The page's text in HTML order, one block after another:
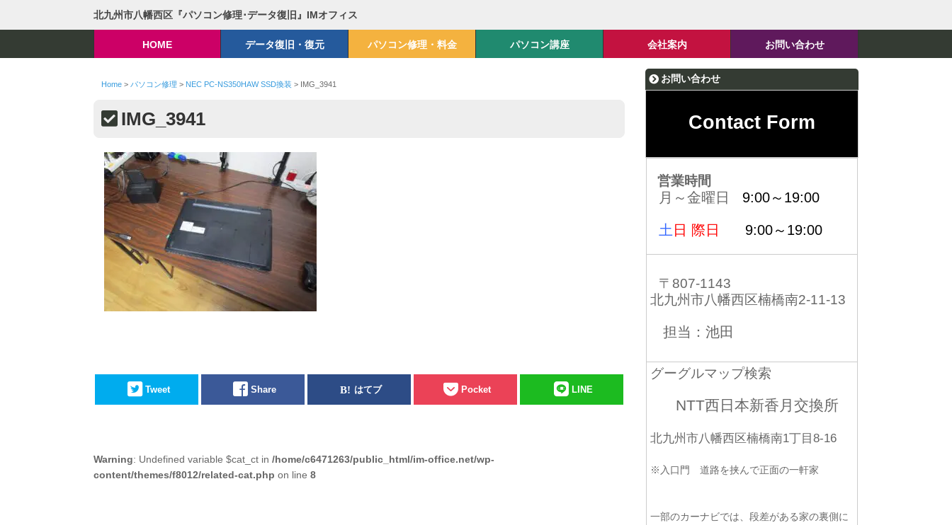
北九州市八幡西区『パソコン修理･データ復旧』IMオフィス
HOME データ復旧・復元 パソコン修理・料金 パソコン講座 会社案内 お問い合わせ
Home> パソコン修理 > NEC PC-NS350HAW SSD換装 > IMG_3941
IMG_3941
Tweet Share はてブ Pocket LINE
Warning: Undefined variable $cat_ct in /home/c6471263/public_html/im-office.net/wp-
content/themes/f8012/related-cat.php on line 8
お問い合わせ
Contact Form
営業時間
月～金曜日 9:00～19:00
土 日 際日 9:00～19:00
〒807-1143
北九州市八幡西区楠橋南2-11-13
担当：池田
グーグルマップ検索
NTT西日本新香月交換所
北九州市八幡西区楠橋南1丁目8-16
※入口門 道路を挟んで正面の一軒家
一部のカーナビでは、段差がある家の裏側に